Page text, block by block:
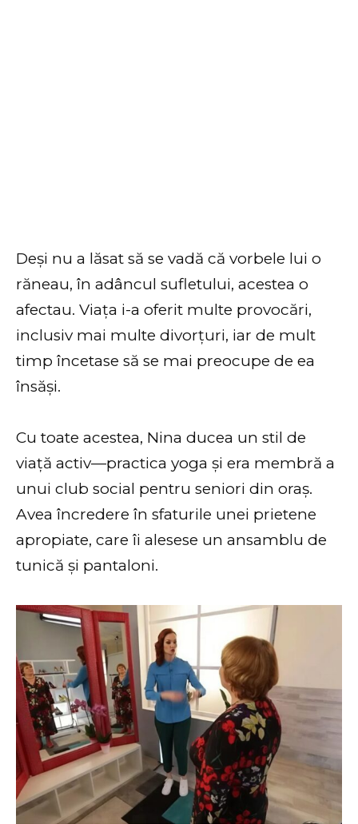
Deși nu a lăsat să se vadă că vorbele lui o
răneau, în adâncul sufletului, acestea o
afectau. Viața i-a oferit multe provocări,
inclusiv mai multe divorțuri, iar de mult
timp încetase să se mai preocupe de ea
însăși.
Cu toate acestea, Nina ducea un stil de
viață activ—practica yoga și era membră a
unui club social pentru seniori din oraș.
Avea încredere în sfaturile unei prietene
apropiate, care îi alesese un ansamblu de
tunică și pantaloni.